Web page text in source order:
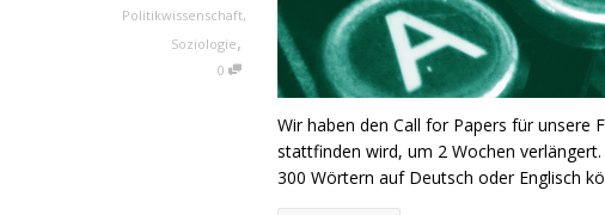
Politikwissenschaft,
Soziologie,
0
Wir haben den Call for Papers für unsere
stattfinden wird, um 2 Wochen
300 Wörtern auf Deutsch oder Englisch